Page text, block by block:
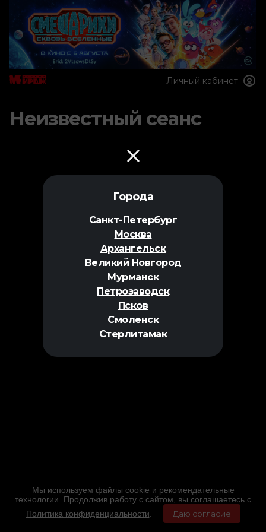
Города
Санкт-Петербург
Москва
Архангельск
Великий Новгород
Мурманск
Петрозаводск
Псков
Смоленск
Стерлитамак
Личный кабинет
Неизвестный сеанс
Мы используем файлы cookie и рекомендательные
технологии. Продолжив работу с сайтом, вы соглашаетесь с
Политика конфиденциальности
Даю согласие